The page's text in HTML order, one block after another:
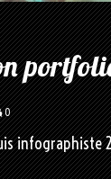
0
infographiste